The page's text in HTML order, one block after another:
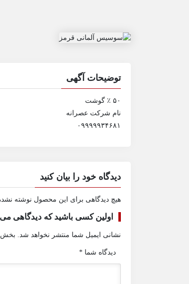
توضیحات آگهی
۵۰ ٪ گوشت
نام شرکت عصرانه
۰۹۹۹۹۹۳۴۶۸۱
دیدگاه خود را بیان کنید
هیچ دیدگاهی برای این محصول نوشته
اولین کسی باشید که دیدگاهی
نشانی ایمیل شما منتشر نخواهد شد.
دیدگاه شما *